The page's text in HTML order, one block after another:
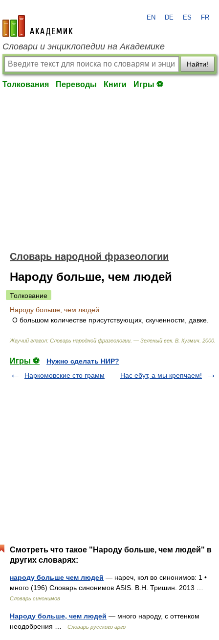
academic.ru
EN DE ES FR
Словари и энциклопедии на Академике
Найти!
Толкования Переводы Книги Игры ⚽
Словарь народной фразеологии
Народу больше, чем людей
Толкование
Народу больше, чем людей
О большом количестве присутствующих, скученности, давке.
Жгучий глагол: Словарь народной фразеологии. — Зеленый век. В. Кузмич 2000
Игры ⚽
Нужно сделать НИР?
Наркомовские сто грамм
Нас ебут, а мы крепчаем!
Смотреть что такое "Народу больше, чем людей" в
других словарях:
народу больше чем людей — нареч, кол во синонимов: 1 •
много (196) Словарь синонимов ASIS. В.Н. Тришин. 2013 …
Словарь синонимов
Народу больше, чем людей — много народу, с оттенком
неодобрения …
Словарь русского арго